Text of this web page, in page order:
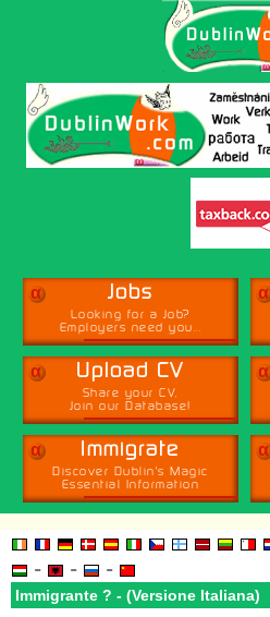
α Jobs
Looking for a Job?
Employers need you...
α
α Upload CV
Share your CV,
Join our Database!
α
α Immigrate
Discover Dublin's Magic
Essential Information
α
- - -
Immigrante ? - (Versione Italiana)